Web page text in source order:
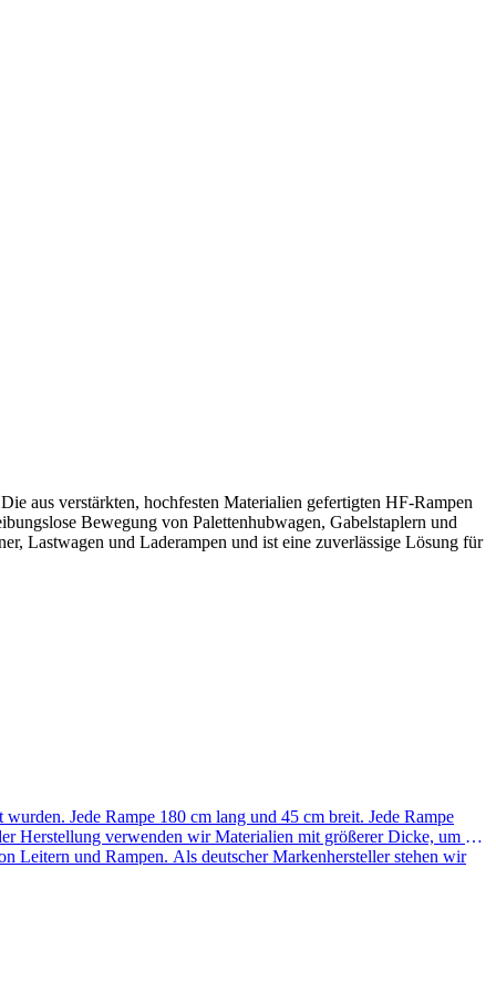
aus verstärkten, hochfesten Materialien gefertigten HF-Rampen
Bewegung von Palettenhubwagen, Gabelstaplern und
Lastwagen und Laderampen und ist eine zuverlässige Lösung für
Jede Rampe 180 cm lang und 45 cm breit. Jede Rampe
Herstellung verwenden wir Materialien mit größerer Dicke, um die
Leitern und Rampen. Als deutscher Markenhersteller stehen wir